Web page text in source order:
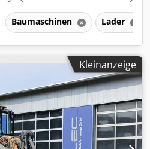
Baumaschinen Lader
Kleinanzeige